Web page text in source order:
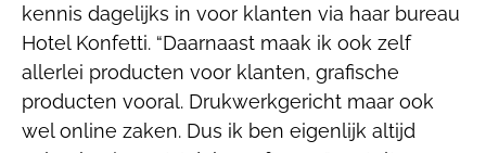
kennis dagelijks in voor klanten via haar bureau
Hotel Konfetti. “Daarnaast maak ik ook zelf
allerlei producten voor klanten, grafische
producten vooral. Drukwerkgericht maar ook
wel online zaken. Dus ik ben eigenlijk altijd